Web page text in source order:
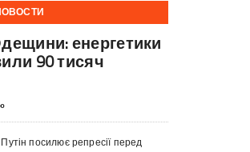
енергетики
90 тисяч
посилює репресії перед